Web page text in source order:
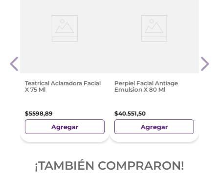
Teatrical Aclaradora Facial
X 75 Ml
$5598,89
Agregar
Perpiel Facial Antiage
Emulsion X 80 Ml
$40.551,50
Agregar
¡TAMBIÉN COMPRARON!